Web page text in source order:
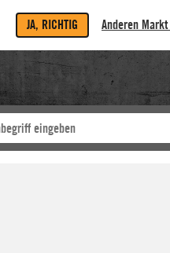
JA, RICHTIG Anderen